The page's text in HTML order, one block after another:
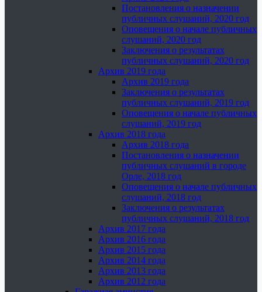
Постановления о назначении
публичных слушаний, 2020 год
Оповещения о начале публичных
слушаний, 2020 год
Заключения о результатах
публичных слушаний, 2020 год
Архив 2019 года
Архив 2019 года
Заключения о результатах
публичных слушаний, 2019 год
Оповещения о начале публичных
слушаний, 2019 год
Архив 2018 года
Архив 2018 года
Постановления о назначении
публичных слушаний в городе
Орле, 2018 год
Оповещения о начале публичных
слушаний, 2018 год
Заключения о результатах
публичных слушаний, 2018 год
Архив 2017 года
Архив 2016 года
Архив 2015 года
Архив 2014 года
Архив 2013 года
Архив 2012 года